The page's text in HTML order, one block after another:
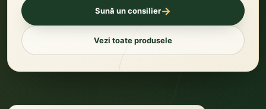
Sună un consilier→
Vezi toate produsele